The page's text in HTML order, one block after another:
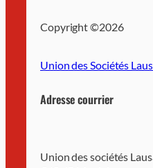
Copyright ©2026
Union des Sociétés
Adresse courrier
Union des sociétés